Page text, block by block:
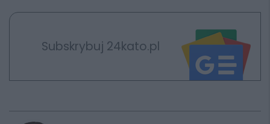
Subskrybuj 24kato.pl